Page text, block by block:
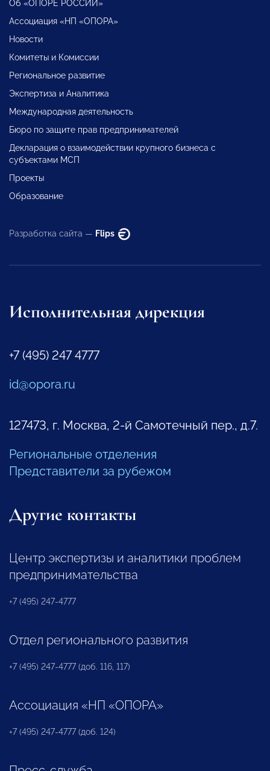
Об «ОПОРЕ РОССИИ»
Ассоциация «НП «ОПОРА»
Новости
Комитеты и Комиссии
Региональное развитие
Экспертиза и Аналитика
Международная деятельность
Бюро по защите прав предпринимателей
Декларация о взаимодействии крупного бизнеса с
субъектами МСП
Проекты
Образование
Разработка сайта — Flips
Исполнительная дирекция
+7 (495) 247 4777
id@opora.ru
127473, г. Москва, 2-й Самотечный пер., д.7.
Региональные отделения
Представители за рубежом
Другие контакты
Центр экспертизы и аналитики проблем
предпринимательства
+7 (495) 247-4777
Отдел регионального развития
+7 (495) 247-4777 (доб. 116, 117)
Ассоциация «НП «ОПОРА»
+7 (495) 247-4777 (доб. 124)